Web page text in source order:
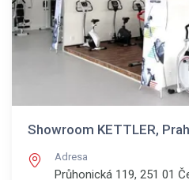
Showroom KETTLER,
Adresa
Průhonická 119, 251 01